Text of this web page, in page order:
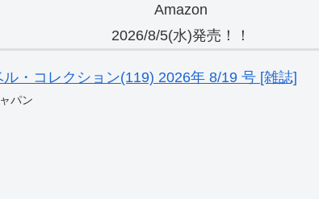
Amazon
2026/8/5(水)発売！！
・コレクション(119) 2026年 8/19 号 [雑誌]
パン